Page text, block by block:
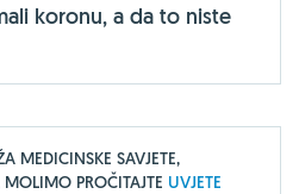
koronu, a da to niste
MEDICINSKE SAVJETE,
PROČITAJTE UVJETE